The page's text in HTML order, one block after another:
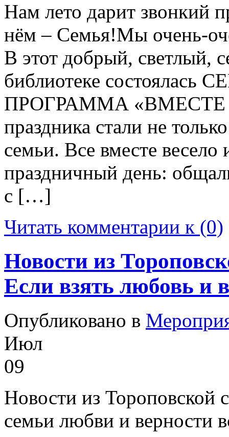
Нам лето дарит звонкий
нём – Семья!Мы очень-
В этот добрый, светлый,
библиотеке
ПРОГРАММА «ВМЕСТЕ
праздника стали не
семьи. Все вместе весело
праздничный день:
с […]
Читать комментарии к (0)
Новости из
Если взять любовь и
Опубликовано в
Июл
09
Новости из Тороповской
семьи любви и верности